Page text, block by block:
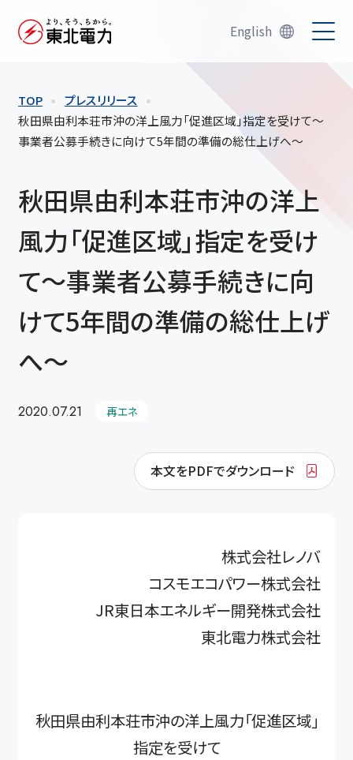
English
TOP
プレスリリース
秋田県由利本荘市沖の洋上風力「促進区域」指定を受けて～
事業者公募手続きに向けて5年間の準備の総仕上げへ～
秋田県由利本荘市沖の洋上
風力「促進区域」指定を受け
て～事業者公募手続きに向
けて5年間の準備の総仕上げ
へ～
2020.07.21 再エネ
本文をPDFでダウンロード
株式会社レノバ
コスモエコパワー株式会社
JR東日本エネルギー開発株式会社
東北電力株式会社
秋田県由利本荘市沖の洋上風力「促進区域」
指定を受けて